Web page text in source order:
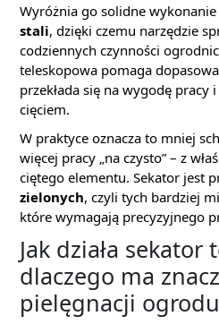
Wyróżnia go solidne wykonanie
stali, dzięki czemu narzędzie
codziennych czynności
teleskopowa pomaga
przekłada się na wygodę pracy
cięciem.
W praktyce oznacza to mniej
więcej pracy „na czysto” – z
ciętego elementu. Sekator jest
zielonych, czyli tych bardziej
które wymagają precyzyjnego
Jak działa sekator
dlaczego ma
pielęgnacji ogrodu